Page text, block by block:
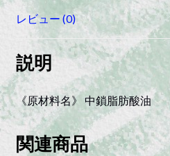
レ
シ
ュ
キ
ー
ボ
レビュー (0)
説明
《原材料名》 中鎖脂肪酸油
関連商品